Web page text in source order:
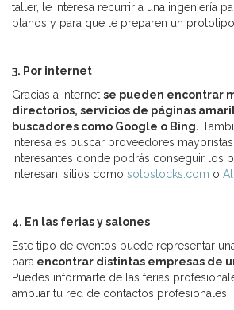
taller, le interesa recurrir a una ingeniería
planos y para que le preparen un prototipo
3. Por internet
Gracias a Internet se pueden encontrar
directorios, servicios de páginas
buscadores como Google o Bing.
interesa es buscar proveedores
interesantes donde podrás conseguir los
interesan, sitios como solostocks.com o
4. En las ferias y salones
Este tipo de eventos puede representar
para encontrar distintas empresas de
Puedes informarte de las ferias
ampliar tu red de contactos profesionales.